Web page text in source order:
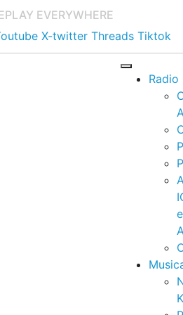
PLAY EVERYWHERE
X-twitter Threads Tiktok
Radio
e